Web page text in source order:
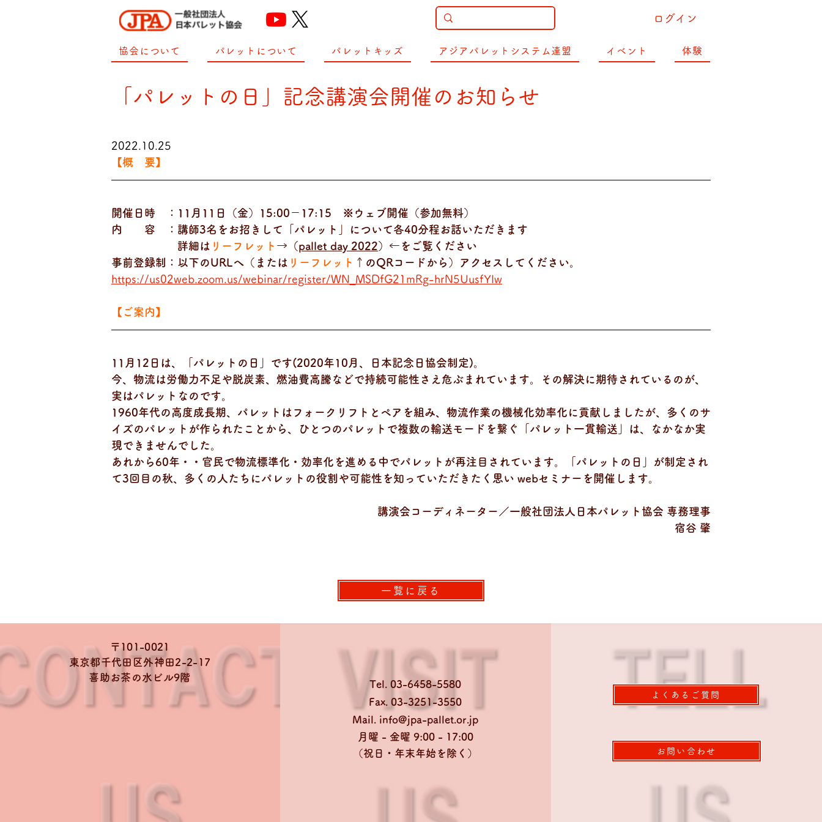
ログイン
協会について パレットについて パレットキッズ アジアパレットシステム連盟 イベント 体験
「パレットの日」記念講演会開催のお知らせ
2022.10.25
【概　要】
開催日時　：11月11日（金）15:00－17:15　※ウェブ開催（参加無料）
内　　容　：講師3名をお招きして「パレット」について各40分程お話いただきます
詳細は リーフレット →（pallet day 2022）←をご覧ください
事前登録制：以下のURLへ（または リーフレット ↑のQRコードから）アクセスしてください。
https://us02web.zoom.us/webinar/register/WN_MSDfG21mRg-hrN5UusfYIw
【ご案内】
11月12日は、「パレットの日」です(2020年10月、日本記念日協会制定)。
今、物流は労働力不足や脱炭素、燃油費高騰などで持続可能性さえ危ぶまれています。その解決に期待されているのが、
実はパレットなのです。
1960年代の高度成長期、パレットはフォークリフトとペアを組み、物流作業の機械化効率化に貢献しましたが、多くのサ
イズのパレットが作られたことから、ひとつのパレットで複数の輸送モードを繋ぐ「パレット一貫輸送」は、なかなか実
現できませんでした。
あれから60年・・官民で物流標準化・効率化を進める中でパレットが再注目されています。「パレットの日」が制定され
て3回目の秋、多くの人たちにパレットの役割や可能性を知っていただきたく思い webセミナーを開催します。
講演会コーディネーター／一般社団法人日本パレット協会 専務理事
宿谷 肇
一覧に戻る
〒101-0021
東京都千代田区外神田2-2-17
喜助お茶の水ビル9階
Tel. 03-6458-5580
Fax. 03-3251-3550
Mail. info@jpa-pallet.or.jp
月曜 - 金曜 9:00 - 17:00
​（祝日・年末年始を除く）
よくあるご質問
お問い合わせ